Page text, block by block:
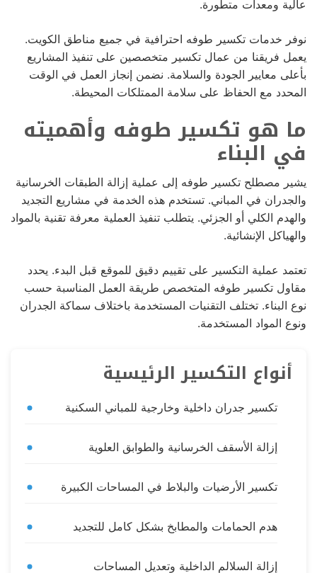
عالية ومعدات متطورة.
نوفر خدمات تكسير طوفه احترافية في جميع مناطق الكويت.
يعمل فريقنا من عمال تكسير متخصصين على تنفيذ المشاريع
بأعلى معايير الجودة والسلامة. نضمن إنجاز العمل في الوقت
المحدد مع الحفاظ على سلامة الممتلكات المحيطة.
ما هو تكسير طوفه وأهميته
في البناء
يشير مصطلح تكسير طوفه إلى عملية إزالة الطبقات الخرسانية
والجدران في المباني. تستخدم هذه الخدمة في مشاريع التجديد
والهدم الكلي أو الجزئي. يتطلب تنفيذ العملية معرفة تقنية بالمواد
والهياكل الإنشائية.
تعتمد عملية التكسير على تقييم دقيق للموقع قبل البدء. يحدد
مقاول تكسير طوفه المتخصص طريقة العمل المناسبة حسب
نوع البناء. تختلف التقنيات المستخدمة باختلاف سماكة الجدران
ونوع المواد المستخدمة.
أنواع التكسير الرئيسية
تكسير جدران داخلية وخارجية للمباني السكنية
إزالة الأسقف الخرسانية والطوابق العلوية
تكسير الأرضيات والبلاط في المساحات الكبيرة
هدم الحمامات والمطابخ بشكل كامل للتجديد
إزالة السلالم الداخلية وتعديل المساحات